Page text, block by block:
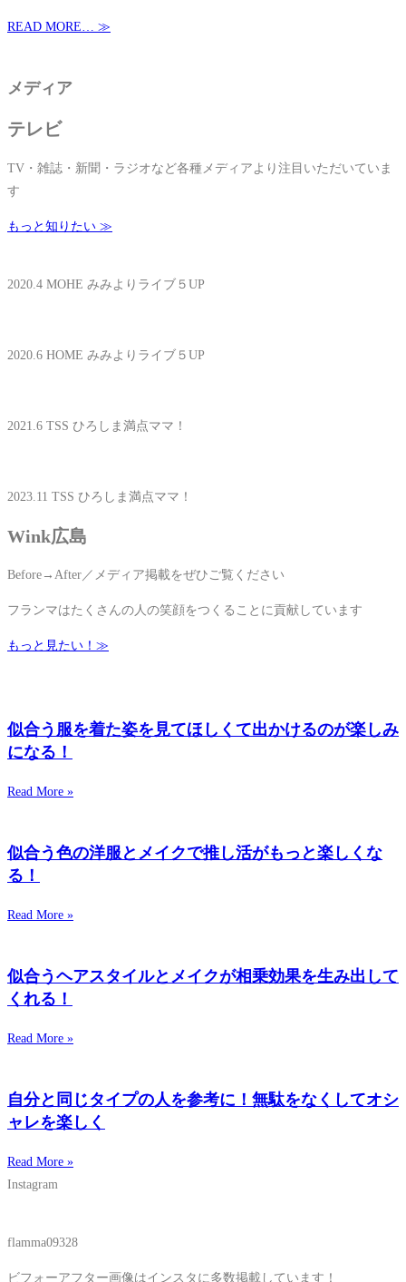
READ MORE… ≫
メディア
テレビ
TV・雑誌・新聞・ラジオなど各種メディアより注目いただいていま
す
もっと知りたい ≫
2020.4 MOHE みみよりライブ５UP
2020.6 HOME みみよりライブ５UP
2021.6 TSS ひろしま満点ママ！
2023.11 TSS ひろしま満点ママ！
Wink広島
Before→After／メディア掲載をぜひご覧ください
フランマはたくさんの人の笑顔をつくることに貢献しています
もっと見たい！≫
似合う服を着た姿を見てほしくて出かけるのが楽しみ
になる！
Read More »
似合う色の洋服とメイクで推し活がもっと楽しくな
る！
Read More »
似合うヘアスタイルとメイクが相乗効果を生み出して
くれる！
Read More »
自分と同じタイプの人を参考に！無駄をなくしてオシ
ャレを楽しく
Read More »
Instagram
flamma09328
ビフォーアフター画像はインスタに多数掲載しています！